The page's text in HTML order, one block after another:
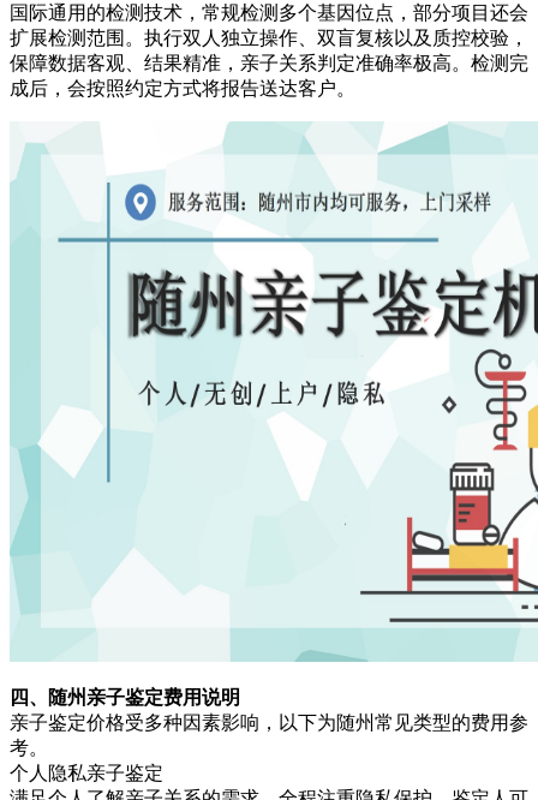
国际通用的检测技术，常规检测多个基因位点，部分项目还会
扩展检测范围。执行双人独立操作、双盲复核以及质控校验，
保障数据客观、结果精准，亲子关系判定准确率极高。检测完
成后，会按照约定方式将报告送达客户。
四、随州亲子鉴定费用说明
亲子鉴定价格受多种因素影响，以下为随州常见类型的费用参
考。
个人隐私亲子鉴定